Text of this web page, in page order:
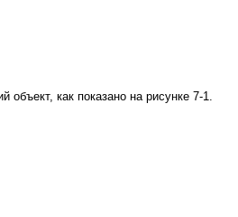
объект, как показано на рисунке 7-1.